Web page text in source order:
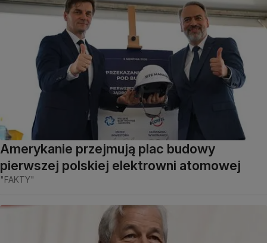
Amerykanie przejmują plac budowy
pierwszej polskiej elektrowni atomowej
"FAKTY"